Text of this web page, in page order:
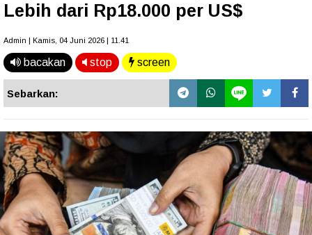
Lebih dari Rp18.000 per US$
Admin | Kamis, 04 Juni 2026 | 11.41
bacakan stop screen
Sebarkan: